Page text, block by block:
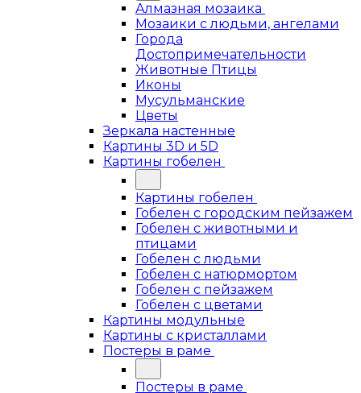
Алмазная мозаика
Мозаики с людьми, ангелами
Города
Достопримечательности
Животные Птицы
Иконы
Мусульманские
Цветы
Зеркала настенные
Картины 3D и 5D
Картины гобелен
Картины гобелен
Гобелен с городским пейзажем
Гобелен с животными и
птицами
Гобелен с людьми
Гобелен с натюрмортом
Гобелен с пейзажем
Гобелен с цветами
Картины модульные
Картины с кристаллами
Постеры в раме
Постеры в раме